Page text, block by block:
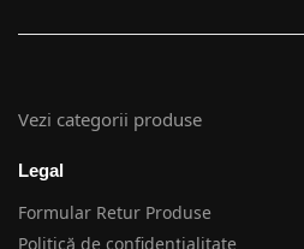
Vezi categorii produse
Legal
Formular Retur Produse
Politică de confidențialitate